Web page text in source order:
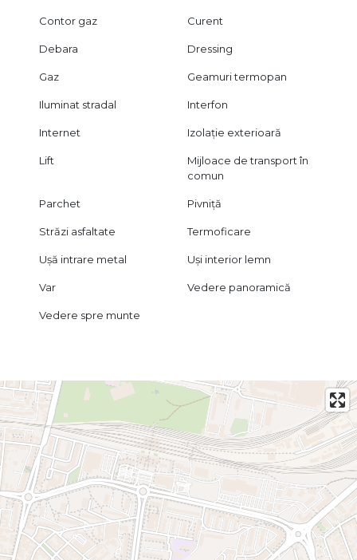
Contor gaz Curent
Debara Dressing
Gaz Geamuri termopan
Iluminat stradal Interfon
Internet Izolație exterioară
Lift
Mijloace de transport în
comun
Parchet Pivniță
Străzi asfaltate Termoficare
Ușă intrare metal Uși interior lemn
Var Vedere panoramică
Vedere spre munte